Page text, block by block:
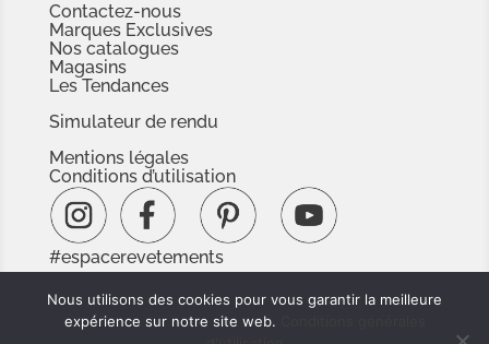
Contactez-nous
Marques Exclusives
Nos catalogues
Magasins
Les Tendances
Simulateur de rendu
Mentions légales
Conditions d’utilisation
#espacerevetements
www.espacedoc.fr
www.signnaturedexception.com
Nous utilisons des cookies pour vous garantir la meilleure
expérience sur notre site web.